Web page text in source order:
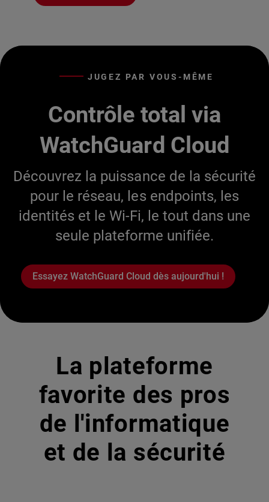
JUGEZ PAR VOUS-MÊME
Contrôle total via
WatchGuard Cloud
Découvrez la puissance de la sécurité
pour le réseau, les endpoints, les
identités et le Wi-Fi, le tout dans une
seule plateforme unifiée.
Essayez WatchGuard Cloud dès aujourd'hui !
La plateforme
favorite des pros
de l'informatique
et de la sécurité